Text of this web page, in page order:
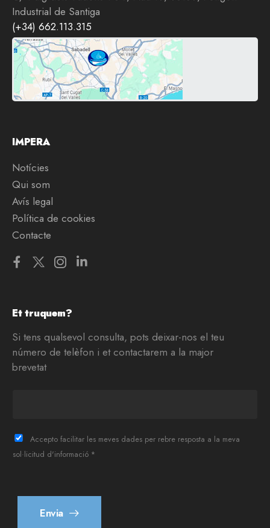
Industrial de Santiga
(+34) 662.113.315
IMPERA
Notícies
Qui som
Avís legal
Política de cookies
Contacte
Et truquem?
Si tens qualsevol consulta, pots deixar-nos el teu
número de telèfon i et contactarem a la major
brevetat
è
Accepto facilitar les meves dades per rebre resposta a la meva
sol·licitud d'informació *
Envia